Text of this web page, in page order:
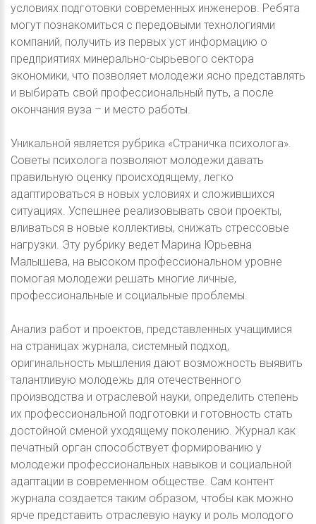
условиях подготовки современных инженеров. Ребята
могут познакомиться с передовыми технологиями
компаний, получить из первых уст информацию о
предприятиях минерально-сырьевого сектора
экономики, что позволяет молодежи ясно представлять
и выбирать свой профессиональный путь, а после
окончания вуза – и место работы.
Уникальной является рубрика «Страничка психолога».
Советы психолога позволяют молодежи давать
правильную оценку происходящему, легко
адаптироваться в новых условиях и сложившихся
ситуациях. Успешнее реализовывать свои проекты,
вливаться в новые коллективы, снижать стрессовые
нагрузки. Эту рубрику ведет Марина Юрьевна
Малышева, на высоком профессиональном уровне
помогая молодежи решать многие личные,
профессиональные и социальные проблемы.
Анализ работ и проектов, представленных учащимися
на страницах журнала, системный подход,
оригинальность мышления дают возможность выявить
талантливую молодежь для отечественного
производства и отраслевой науки, определить степень
их профессиональной подготовки и готовность стать
достойной сменой уходящему поколению. Журнал как
печатный орган способствует формированию у
молодежи профессиональных навыков и социальной
адаптации в современном обществе. Сам контент
журнала создается таким образом, чтобы как можно
ярче представить отраслевую науку и роль молодого